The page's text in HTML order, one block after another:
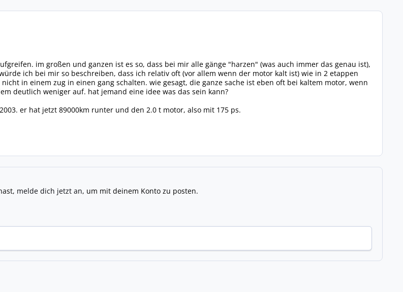
im großen und ganzen ist es so, dass bei mir alle gänge "harzen" (was auch immer das genau ist),
ich bei mir so beschreiben, dass ich relativ oft (vor allem wenn der motor kalt ist) wie in 2 etappen
in einem zug in einen gang schalten. wie gesagt, die ganze sache ist eben oft bei kaltem motor, wenn
deutlich weniger auf. hat jemand eine idee was das sein kann?
er hat jetzt 89000km runter und den 2.0 t motor, also mit 175 ps.
melde dich jetzt an, um mit deinem Konto zu posten.